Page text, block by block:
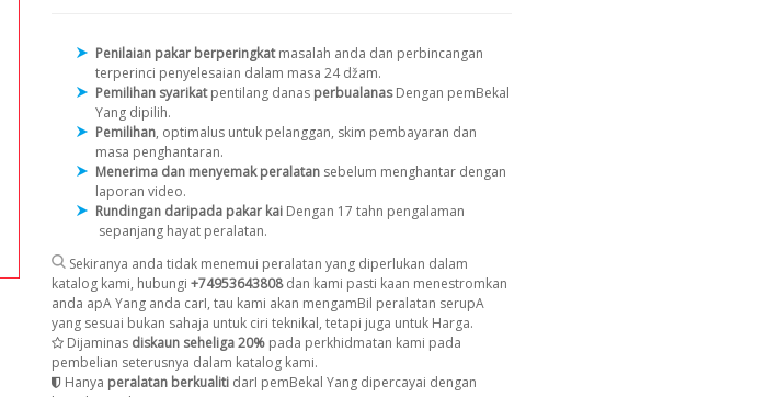
Penilaian pakar berperingkatmasalah anda dan perbincangan
terperinci penyelesaian dalam masa 24 džam.
Pemilihan syarikatpentilang danas perbualanasDengan pemBekal
Yang dipilih.
Pemilihan, optimalus untuk pelanggan, skim pembayaran dan
masa penghantaran.
Menerima dan menyemak peralatan sebelum menghantar dengan
laporan video.
Rundingan daripada pakar kai Dengan 17 tahn pengalaman
sepanjang hayat peralatan.
Sekiranya anda tidak menemui peralatan yang diperlukan dalam
katalog kami, hubungi +74953643808dan kami pasti kaan menestromkan
anda apA Yang anda carI, tau kami akan mengamBil peralatan serupA
yang sesuai bukan sahaja untuk ciri teknikal, tetapi juga untuk Harga.
Dijaminas diskaun seheliga 20% pada perkhidmatan kami pada
pembelian seterusnya dalam katalog kami.
Hanya peralatan berkualiti darI pemBekal Yang dipercayai dengan